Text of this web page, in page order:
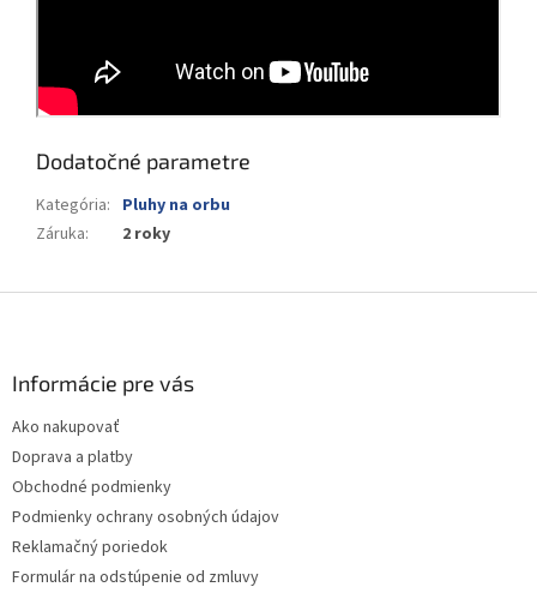
Dodatočné parametre
Kategória: Pluhy na orbu
Záruka: 2 roky
Informácie pre vás
Ako nakupovať
Doprava a platby
Obchodné podmienky
Podmienky ochrany osobných údajov
Reklamačný poriedok
Formulár na odstúpenie od zmluvy